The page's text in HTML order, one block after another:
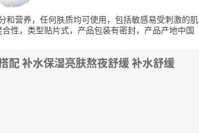
营养，任何肤质均可使用，包括敏感易受刺激的肌
性，类型贴片式，产品包装有密封，产品产地中国
配 补水保湿亮肤熬夜舒缓 补水舒缓